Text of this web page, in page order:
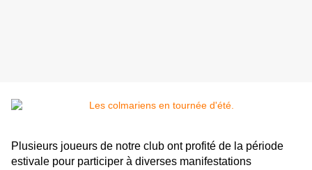
Plusieurs joueurs de notre club ont profité de la période
estivale pour participer à diverses manifestations